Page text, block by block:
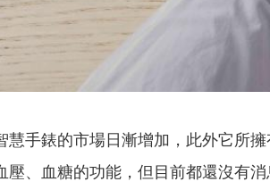
慧手錶的市場日漸增加，此外它所
壓、血糖的功能，但目前都還沒有